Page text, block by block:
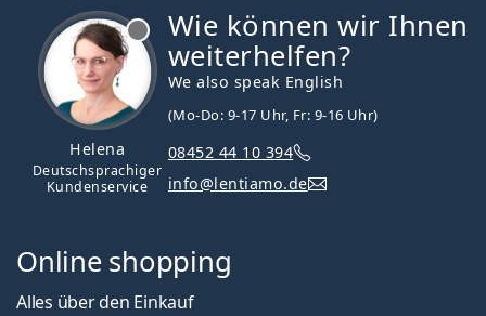
Helena
Deutschsprachiger
Kundenservice
Wie können wir Ihnen
weiterhelfen?
We also speak English
(Mo-Do: 9-17 Uhr, Fr: 9-16 Uhr)
08452 44 10 394
info@lentiamo.de
Online shopping
Alles über den Einkauf